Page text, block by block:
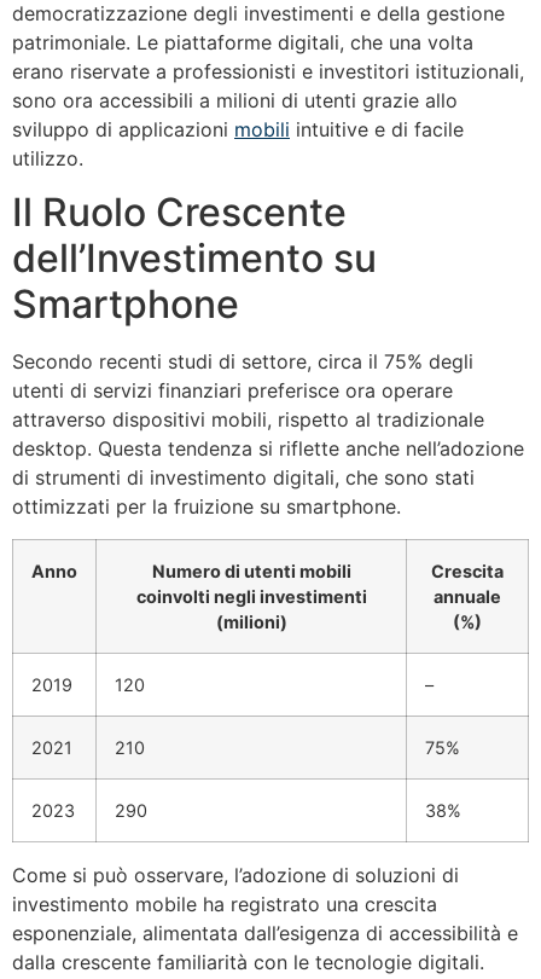
democratizzazione degli investimenti e della gestione
patrimoniale. Le piattaforme digitali, che una volta
erano riservate a professionisti e investitori istituzionali,
sono ora accessibili a milioni di utenti grazie allo
sviluppo di applicazioni mobili intuitive e di facile
utilizzo.
Il Ruolo Crescente
dell’Investimento su
Smartphone
Secondo recenti studi di settore, circa il 75% degli
utenti di servizi finanziari preferisce ora operare
attraverso dispositivi mobili, rispetto al tradizionale
desktop. Questa tendenza si riflette anche nell’adozione
di strumenti di investimento digitali, che sono stati
ottimizzati per la fruizione su smartphone.
Anno
Numero di utenti mobili
coinvolti negli investimenti
(milioni)
Crescita
annuale
(%)
2019 120 –
2021 210 75%
2023 290 38%
Come si può osservare, l’adozione di soluzioni di
investimento mobile ha registrato una crescita
esponenziale, alimentata dall’esigenza di accessibilità e
dalla crescente familiarità con le tecnologie digitali.